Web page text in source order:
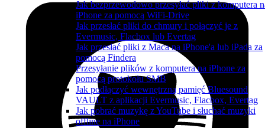
Jak bezprzewodowo przesyłać pliki z komputera
iPhone za pomocą WiFi-Drive
Jak przesłać pliki do chmury i połączyć je z
Evermusic, Flacbox lub Evertag
Jak przesłać pliki z Maca na iPhone'a lub iPada za
pomocą Findera
Przesyłanie plików z komputera na iPhone za
pomocą protokołu SMB
Jak podłączyć wewnętrzną pamięć Bluesound
VAULT z aplikacji Evermusic, Flacbox, Evertag
Jak pobrać muzykę z YouTube i słuchać muzyki
offline na iPhone